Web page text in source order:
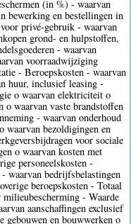
(in %) - waarvan
bewerking en bestellingen in
privé-gebruik - waarvan
grond- en hulpstoffen,
- waarvan
voorraadwijziging
- Beroepskosten - waarvan
huur, inclusief leasing -
o waarvan elektriciteit o
o waarvan vaste brandstoffen
- waarvan onderhoud
waarvan bezoldigingen en
voor sociale
o waarvan kosten met
personeelskosten -
waarvan bedrijfsbelastingen
beroepskosten - Totaal
milieubescherming - Waarde
aanschaffingen exclusief
gebouwen en bouwwerken o